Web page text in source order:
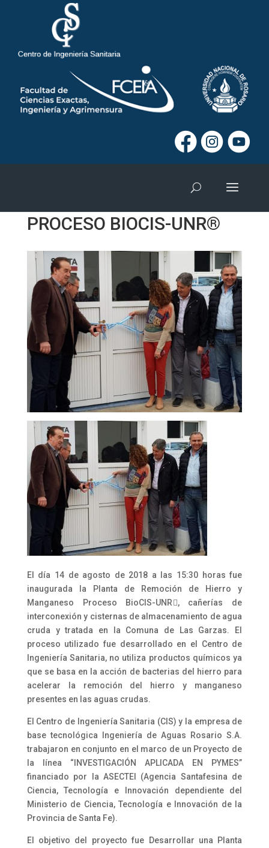
INAUGURACIÓN PLANTA
POTABILIZADORA LAS
PROCESO BIOCIS-UNR®
El día 14 de agosto de 2018 a las 15:30 horas fue
inaugurada la Planta de Remoción de Hierro y
Manganeso Proceso BioCIS-UNR , cañerías de
interconexión y cisternas de almacenamiento de agua
cruda y tratada en la Comuna de Las Garzas. El
proceso utilizado fue desarrollado en el Centro de
Ingeniería Sanitaria, no utiliza productos químicos ya
que se basa en la acción de bacterias del hierro para
acelerar la remoción del hierro y manganeso
presentes en las aguas crudas.
El Centro de Ingeniería Sanitaria (CIS) y la empresa de
base tecnológica Ingeniería de Aguas Rosario S.A.
trabajaron en conjunto en el marco de un Proyecto de
la línea “INVESTIGACIÓN APLICADA EN PYMES”
financiado por la ASECTEI (Agencia Santafesina de
Ciencia, Tecnología e Innovación dependiente del
Ministerio de Ciencia, Tecnología e Innovación de la
Provincia de Santa Fe).
El objetivo del proyecto fue Desarrollar una Planta